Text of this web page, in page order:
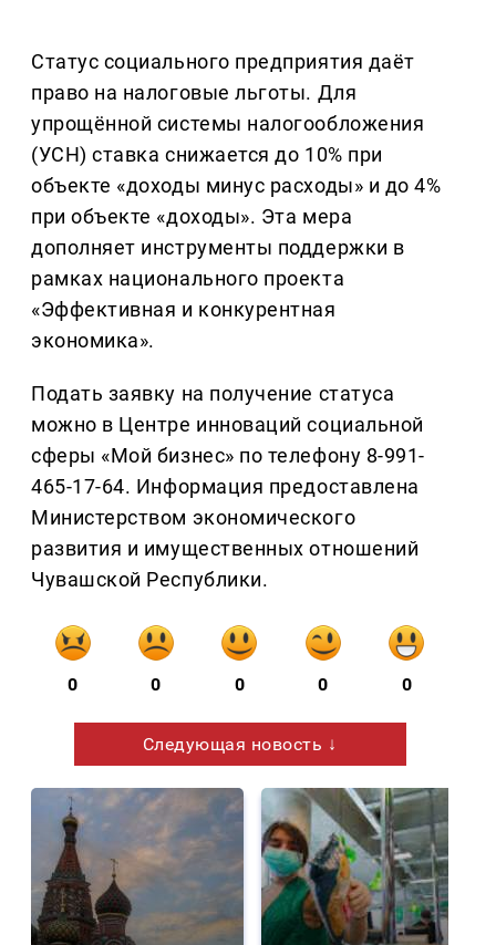
Статус социального предприятия даёт
право на налоговые льготы. Для
упрощённой системы налогообложения
(УСН) ставка снижается до 10% при
объекте «доходы минус расходы» и до 4%
при объекте «доходы». Эта мера
дополняет инструменты поддержки в
рамках национального проекта
«Эффективная и конкурентная
экономика».
Подать заявку на получение статуса
можно в Центре инноваций социальной
сферы «Мой бизнес» по телефону 8-991-
465-17-64. Информация предоставлена
Министерством экономического
развития и имущественных отношений
Чувашской Республики.
0 0 0 0 0
Следующая новость ↓